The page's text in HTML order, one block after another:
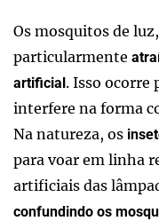
Os mosquitos de
particularmente
artificial. Isso ocorre
interfere na forma
Na natureza, os
para voar em linha
artificiais das
confundindo os